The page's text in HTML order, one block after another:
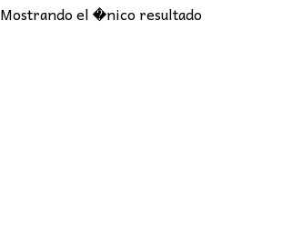
Mostrando el �nico resultado